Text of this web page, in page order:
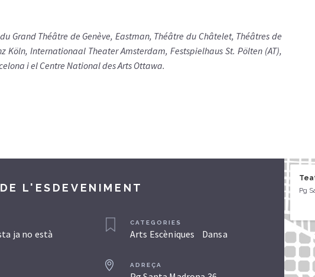
Grand Théâtre de Genève, Eastman, Théâtre du Châtelet, Théâtres de
Köln, Internationaal Theater Amsterdam, Festspielhaus St. Pölten (AT),
i el Centre National des Arts Ottawa.
L'ESDEVENIMENT
ja no està
CATEGORIES
Arts Escèniques Dansa
ADREÇA
Pg